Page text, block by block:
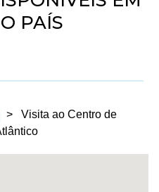
PAÍS
>
Visita ao Centro de